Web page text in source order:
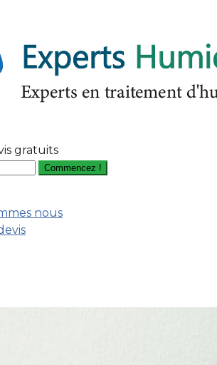
gratuits
Commencez !
nous